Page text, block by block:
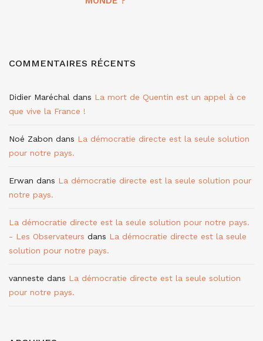
COMMENTAIRES RÉCENTS
Didier Maréchal dans La mort de Quentin est un appel à ce
que vive la France !
Noé Zabon dans La démocratie directe est la seule solution
pour notre pays.
Erwan dans La démocratie directe est la seule solution pour
notre pays.
La démocratie directe est la seule solution pour notre pays.
- Les Observateurs dans La démocratie directe est la seule
solution pour notre pays.
vanneste dans La démocratie directe est la seule solution
pour notre pays.